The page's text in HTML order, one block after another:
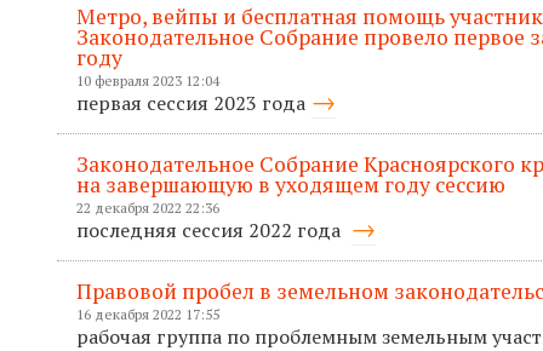
Метро, вейпы и бесплатная помощь
Законодательное Собрание провело первое
году
10 февраля 2023 12:04
первая сессия 2023 года
Законодательное Собрание Красноярского
на завершающую в уходящем году сессию
22 декабря 2022 22:36
последняя сессия 2022 года
Правовой пробел в земельном
16 декабря 2022 17:55
рабочая группа по проблемным земельным